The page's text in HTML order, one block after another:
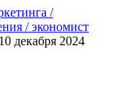
/
/ экономист
10 декабря 2024